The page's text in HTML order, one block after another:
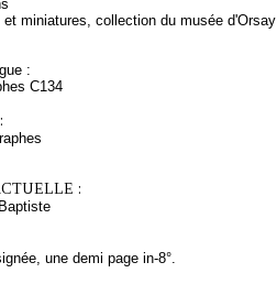
miniatures, collection du musée d'Orsay
:
C134
:
une demi page in-8°.